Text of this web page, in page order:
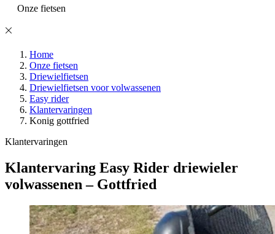
Onze fietsen
Home
Onze fietsen
Driewielfietsen
Driewielfietsen voor volwassenen
Easy rider
Klantervaringen
Konig gottfried
Klantervaringen
Klantervaring Easy Rider driewieler
volwassenen – Gottfried